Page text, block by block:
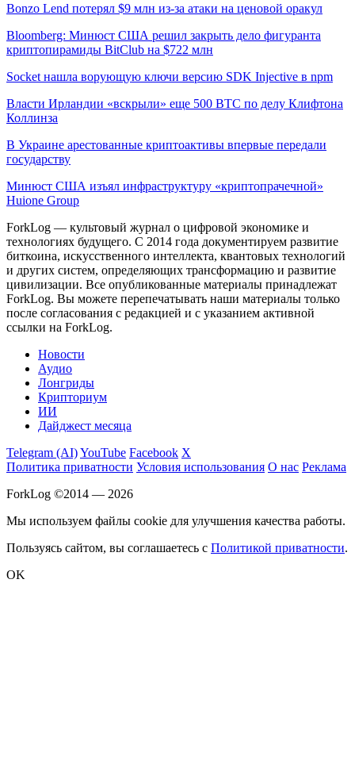
Bonzo Lend потерял $9 млн из-за атаки на ценовой оракул
Bloomberg: Минюст США решил закрыть дело фигуранта
криптопирамиды BitClub на $722 млн
Socket нашла ворующую ключи версию SDK Injective в npm
Власти Ирландии «вскрыли» еще 500 BTC по делу Клифтона
Коллинза
В Украине арестованные криптоактивы впервые передали
государству
Минюст США изъял инфраструктуру «криптопрачечной»
Huione Group
ForkLog — культовый журнал о цифровой экономике и
технологиях будущего. С 2014 года документируем развитие
биткоина, искусственного интеллекта, квантовых технологий
и других систем, определяющих трансформацию и развитие
цивилизации. Все опубликованные материалы принадлежат
ForkLog. Вы можете перепечатывать наши материалы только
после согласования с редакцией и с указанием активной
ссылки на ForkLog.
Новости
Аудио
Лонгриды
Крипториум
ИИ
Дайджест месяца
Telegram (AI)YouTube Facebook X
Политика приватности Условия использования О нас Реклама
ForkLog ©2014 — 2026
Мы используем файлы cookie для улучшения качества работы.
Пользуясь сайтом, вы соглашаетесь с Политикой приватности.
OK